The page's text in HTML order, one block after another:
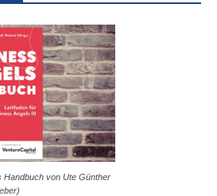
Handbuch von Ute Günther